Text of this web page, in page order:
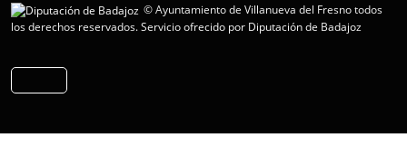
© Ayuntamiento de Villanueva del Fresno todos
los derechos reservados.Servicio ofrecido por Diputación de Badajoz